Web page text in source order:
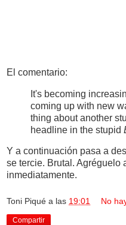
El comentario:
It's becoming
coming up with new
thing about another
headline in the stupid
Y a continuación pasa a
se tercie. Brutal. Agréguelo
inmediatamente.
Toni Piqué a las 19:01 No
Compartir